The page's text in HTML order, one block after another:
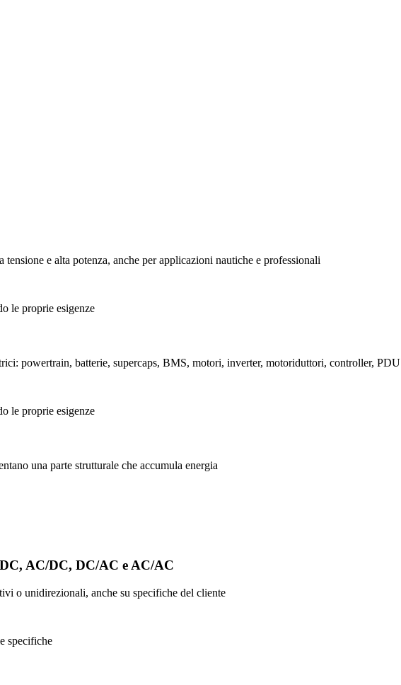
e alta potenza, anche per applicazioni nautiche e professionali
le proprie esigenze
powertrain, batterie, supercaps, BMS, motori, inverter, motoriduttori, controller, PDU
le proprie esigenze
una parte strutturale che accumula energia
AC/DC, DC/AC e AC/AC
o unidirezionali, anche su specifiche del cliente
specifiche